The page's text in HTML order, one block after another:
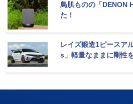
鳥肌ものの「DENON
た！
レイズ鍛造1ピースア
s」軽量なままに剛性